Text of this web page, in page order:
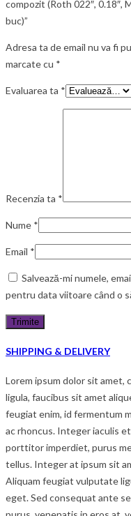
compozit (Roth 022″, 0.18″,
buc)”
Adresa ta de email nu va fi
marcate cu *
Evaluarea ta *
Recenzia ta *
Nume *
Email *
Salvează-mi numele,
pentru data viitoare când o
SHIPPING & DELIVERY
Lorem ipsum dolor sit amet,
ligula, faucibus sit amet
feugiat enim, id fermentum
ac rhoncus. Integer iaculis
porttitor imperdiet, purus
tellus. Integer at ipsum sit
Aliquam feugiat vulputate
eget. Sed consequat ante